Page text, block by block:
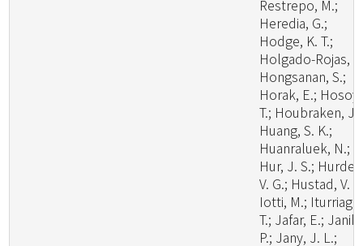
Restrepo, M.;
Heredia, G.;
Hodge, K. T.;
Holgado-Rojas,
Hongsanan, S.;
Horak, E.;
T.; Houbraken, J.;
Huang, S. K.;
Huanraluek, N.;
Hur, J. S.;
V. G.; Hustad, V.
Iotti, M.; Iturriaga,
T.; Jafar, E.; Janik,
P.; Jany, J. L.;